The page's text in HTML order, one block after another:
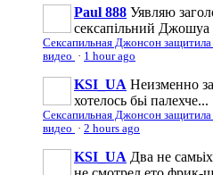
Paul 888 Уявляю
сексапільний
Сексапильная Джонсон
видео · 1 hour ago
KSI_UA Неизменно
хотелось бьі палехче...
Сексапильная Джонсон
видео · 2 hours ago
KSI_UA Два не